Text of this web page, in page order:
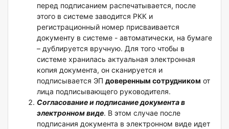
перед подписанием распечатывается, после
этого в системе заводится РКК и
регистрационный номер присваивается
документу в системе - автоматически, на бумаге
– дублируется вручную. Для того чтобы в
системе хранилась актуальная электронная
копия документа, он сканируется и
подписывается ЭП доверенным сотрудником от
лица подписывающего руководителя.
Согласование и подписание документа в
электронном виде. В этом случае после
подписания документа в электронном виде идет